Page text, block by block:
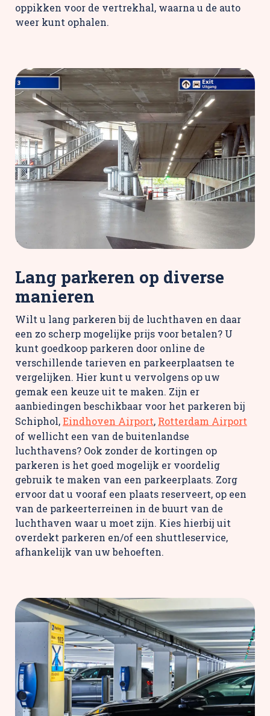
oppikken voor de vertrekhal, waarna u de auto
weer kunt ophalen.
Lang parkeren op diverse
manieren
Wilt u lang parkeren bij de luchthaven en daar
een zo scherp mogelijke prijs voor betalen? U
kunt goedkoop parkeren door online de
verschillende tarieven en parkeerplaatsen te
vergelijken. Hier kunt u vervolgens op uw
gemak een keuze uit te maken. Zijn er
aanbiedingen beschikbaar voor het parkeren bij
Schiphol,Eindhoven Airport, Rotterdam Airport
of wellicht een van de buitenlandse
luchthavens? Ook zonder de kortingen op
parkeren is het goed mogelijk er voordelig
gebruik te maken van een parkeerplaats. Zorg
ervoor dat u vooraf een plaats reserveert, op een
van de parkeerterreinen in de buurt van de
luchthaven waar u moet zijn. Kies hierbij uit
overdekt parkeren en/of een shuttleservice,
afhankelijk van uw behoeften.